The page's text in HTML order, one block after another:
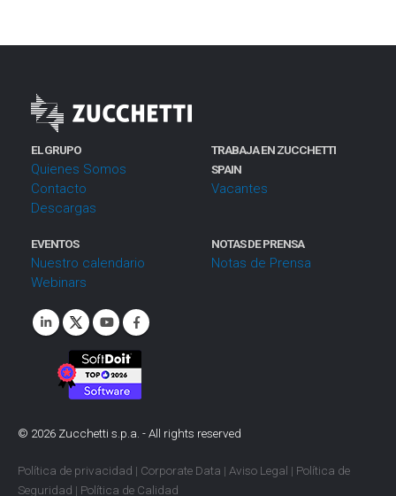
EL GRUPO
Quienes Somos
Contacto
Descargas
TRABAJA EN ZUCCHETTI
SPAIN
Vacantes
EVENTOS
Nuestro calendario
Webinars
NOTAS DE PRENSA
Notas de Prensa
© 2026 Zucchetti s.p.a. - All rights reserved
Política de privacidad | Corporate Data | Aviso Legal | Política de
Seguridad | Política de Calidad